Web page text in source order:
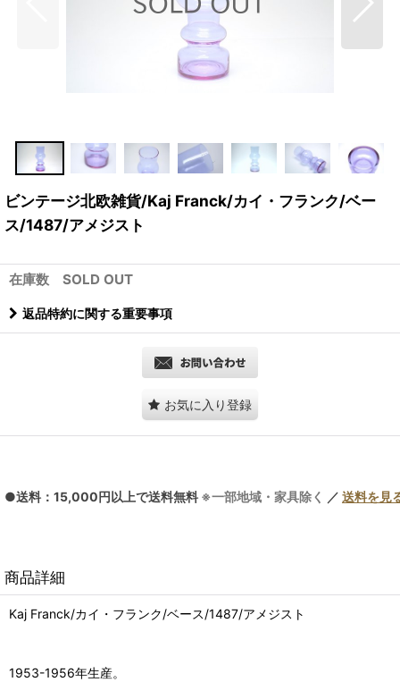
ビンテージ北欧雑貨/Kaj Franck/カイ・フランク/ベー
ス/1487/アメジスト
在庫数 SOLD OUT
返品特約に関する重要事項
お気に入り登録
●送料：15,000円以上で送料無料 ※一部地域・家具除く ／ 送料を見
商品詳細
Kaj Franck/カイ・フランク/ベース/1487/アメジスト
1953-1956年生産。